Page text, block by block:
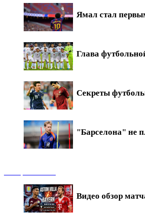
Ямал стал
Глава
Секреты
"Барселона" не
Видео обзор